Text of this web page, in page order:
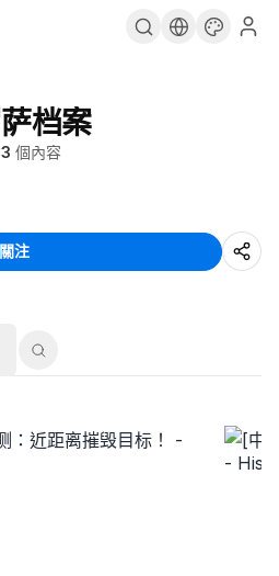
档案
個內容
關注